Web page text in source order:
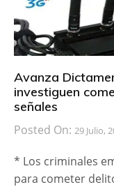
Avanza
investiguen
señales
Posted On: 29 Julio,
* Los criminales
para cometer